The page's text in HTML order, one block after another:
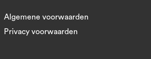
Algemene voorwaarden
Privacy voorwaarden